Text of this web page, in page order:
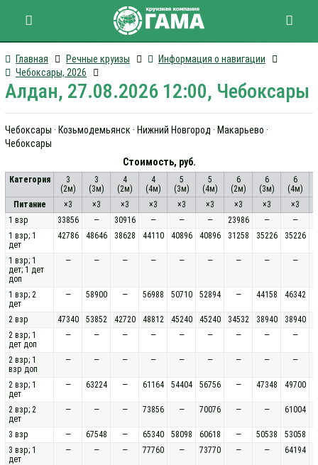
Главная Речные круизы
Информация о навигации
Чебоксары, 2026
Алдан, 27.08.2026 12:00, Чебоксары
Чебоксары · Козьмодемьянск · Нижний Новгород · Макарьево ·
Чебоксары
Стоимость, руб.
Категория
3
(2м)
3
(3м)
4
(2м)
4
(4м)
5
(3м)
5
(4м)
6
(2м)
6
(3м)
6
(4м)
Питание
×3 ×3 ×3 ×3 ×3 ×3 ×3 ×3
×3
1 взр
33856 — 30916 — — — 23986 — —
1 взр; 1
дет
42786 48646 38628 44110 40896 40896 31258 35226 35226
1 взр; 1
дет; 1 дет
доп
— — — — — — — — —
1 взр; 2
дет
— 58900 — 56988 50710 52894 — 44158 46342
2 взр 47340 53852 42720 48812 45240 45240 34532 38940 38940
2 взр; 1
дет доп
— — — — — — — — —
2 взр; 1
взр доп
— — — — — — — — —
2 взр; 1
дет
— 63224 — 61164 54404 56756 — 47348 49700
2 взр; 2
дет
— — — 73856 — 70076 — — 61004
3 взр — 67548 — 65340 58098 60618 — 50538
53058
3 взр; 1
дет
— — — 77760 — 73770 — — 64194